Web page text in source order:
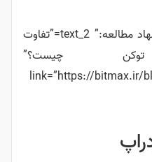
[wrepi value=”” text_1=”پیشنهاد مطالعه:” text_2=”تفاوت
چیست؟”
link=”https://bitmax.ir/